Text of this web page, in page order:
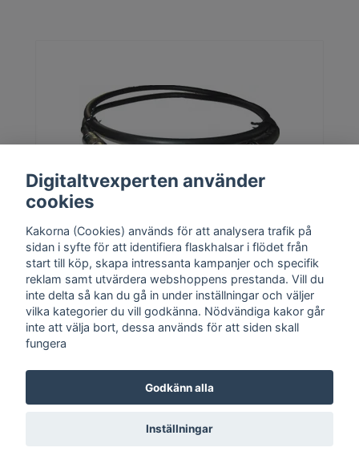
Digitaltvexperten Antennkabel Super PRO 15m SVART
480 kr
Digitaltvexperten använder
cookies
Kakorna (Cookies) används för att analysera trafik på
sidan i syfte för att identifiera flaskhalsar i flödet från
start till köp, skapa intressanta kampanjer och specifik
reklam samt utvärdera webshoppens prestanda. Vill du
inte delta så kan du gå in under inställningar och väljer
vilka kategorier du vill godkänna. Nödvändiga kakor går
inte att välja bort, dessa används för att siden skall
fungera
Godkänn alla
Inställningar